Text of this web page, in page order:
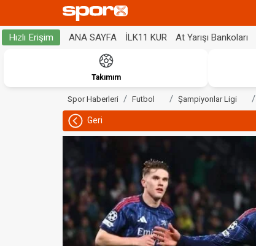
Hızlı Erişim ANA SAYFA İLK11 KUR At Yarışı Bankoları
Takımım
Spor Haberleri Futbol Şampiyonlar Ligi
Geri